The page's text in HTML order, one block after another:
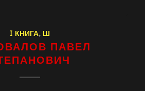
I КНИГА, Ш
ПАВЕЛ